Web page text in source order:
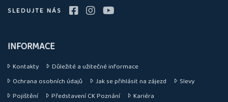
SLEDUJTE NÁS
INFORMACE
Kontakty
Důležité a užitečné informace
Ochrana osobních údajů
Jak se přihlásit na zájezd
Slevy
Pojištění
Představení CK Poznání
Kariéra